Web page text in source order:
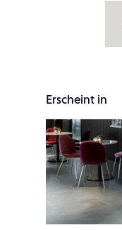
Erscheint in